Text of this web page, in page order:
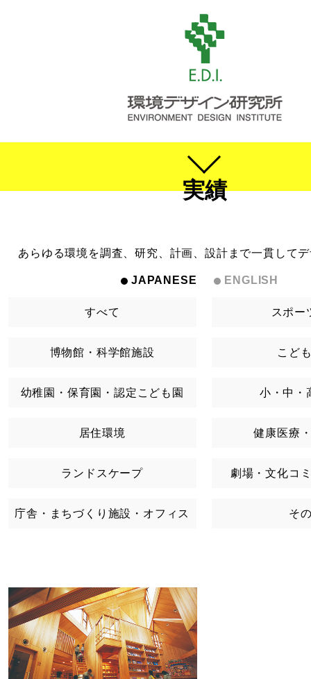
実績
あらゆる環境を調査、研究、計画、設計まで一貫して
JAPANESE ENGLISH
すべて スポー
博物館・科学館施設 こど
幼稚園・保育園・認定こども園 小・中・
居住環境 健康医療
ランドスケープ 劇場・文化コ
庁舎・まちづくり施設・オフィス そ